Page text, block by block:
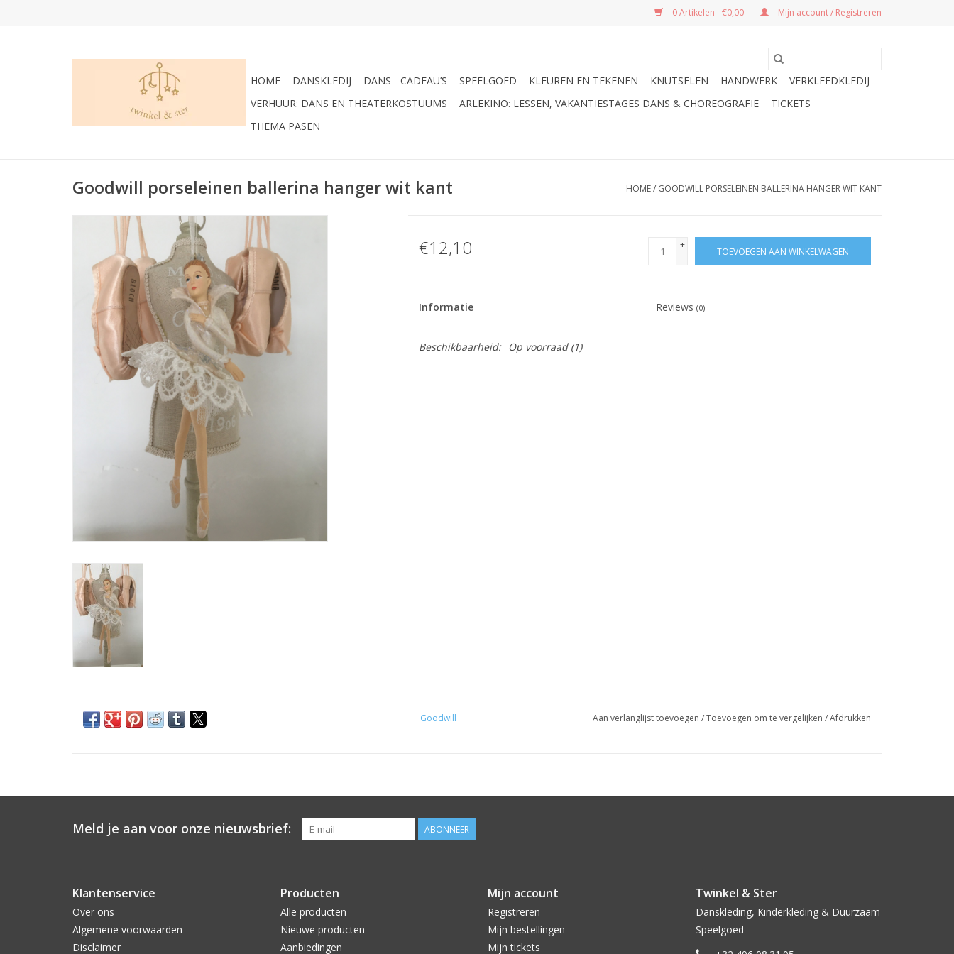
0 Artikelen - €0,00 Mijn account / Registreren
HOME DANSKLEDIJ DANS - CADEAU’S SPEELGOED KLEUREN EN TEKENEN KNUTSELEN HANDWERK
VERKLEEDKLEDIJ
VERHUUR: DANS EN THEATERKOSTUUMS
ARLEKINO: LESSEN, VAKANTIESTAGES DANS & CHOREOGRAFIE
TICKETS
THEMA PASEN
Goodwill porseleinen ballerina hanger wit kant HOME/ GOODWILL PORSELEINEN BALLERINA HANGER WIT KANT
€12,10
+
-
TOEVOEGEN AAN WINKELWAGEN
Informatie Reviews(0)
Beschikbaarheid: Op voorraad(1)
Goodwill Aan verlanglijst toevoegen /Toevoegen om te vergelijken /Afdrukken
Meld je aan voor onze nieuwsbrief: ABONNEER
Klantenservice
Over ons
Algemene voorwaarden
Disclaimer
Producten
Alle producten
Nieuwe producten
Aanbiedingen
Mijn account
Registreren
Mijn bestellingen
Mijn tickets
Twinkel & Ster
Danskleding, Kinderkleding & Duurzaam
Speelgoed